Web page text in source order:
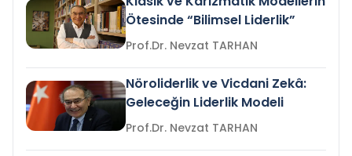
Ötesinde “Bilimsel Liderlik”
Prof.Dr. Nevzat TARHAN
Nöroliderlik ve Vicdani Zekâ:
Geleceğin Liderlik Modeli
Prof.Dr. Nevzat TARHAN